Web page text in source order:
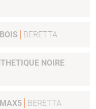
BERETTA
NOIRE
BERETTA